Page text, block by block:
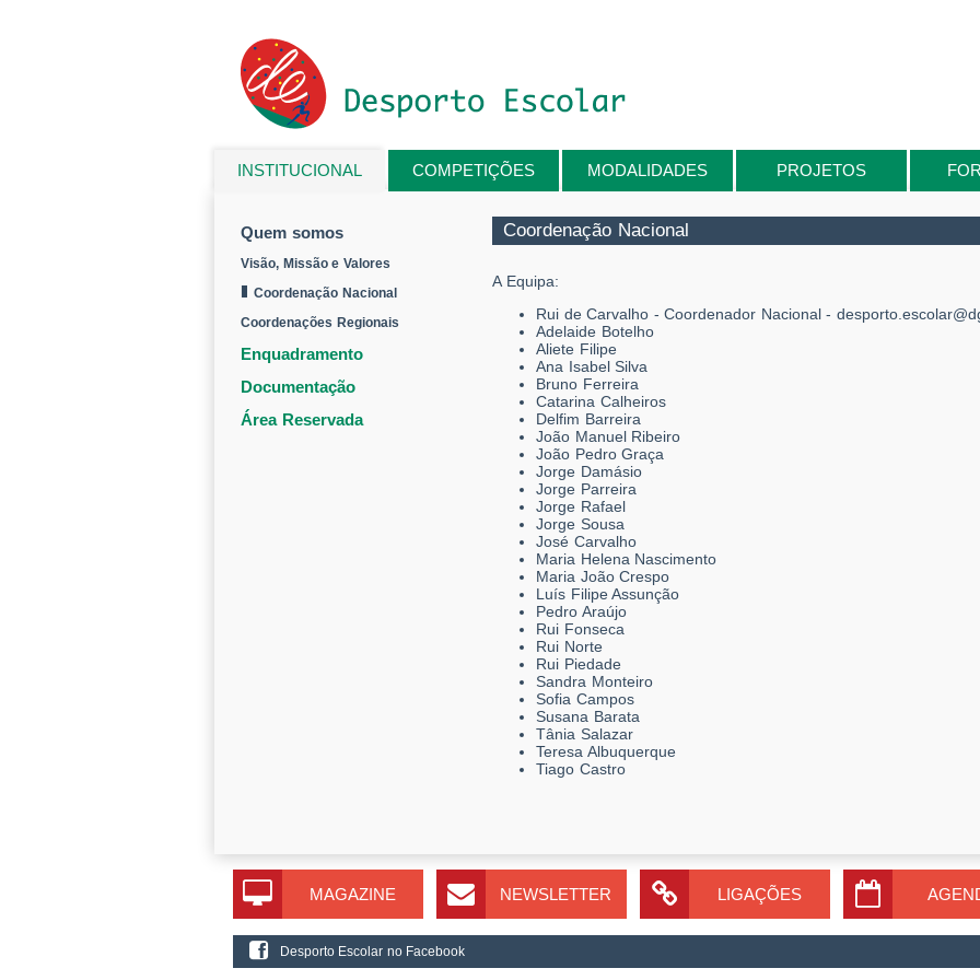
INSTITUCIONAL COMPETIÇÕES MODALIDADES PROJETOS
Está aqui
Quem somos
Visão, Missão e Valores
Coordenação Nacional
Coordenações Regionais
Enquadramento
Documentação
Área Reservada
Coordenação Nacional
A Equipa:
Rui de Carvalho - Coordenador Nacional -
Adelaide Botelho
Aliete Filipe
Ana Isabel Silva
Bruno Ferreira
Catarina Calheiros
Delfim Barreira
João Manuel Ribeiro
João Pedro Graça
Jorge Damásio
Jorge Parreira
Jorge Rafael
Jorge Sousa
José Carvalho
Maria Helena Nascimento
Maria João Crespo
Luís Filipe Assunção
Pedro Araújo
Rui Fonseca
Rui Norte
Rui Piedade
Sandra Monteiro
Sofia Campos
Susana Barata
Tânia Salazar
Teresa Albuquerque
Tiago Castro
MAGAZINE NEWSLETTER LIGAÇÕES
Desporto Escolar no Facebook